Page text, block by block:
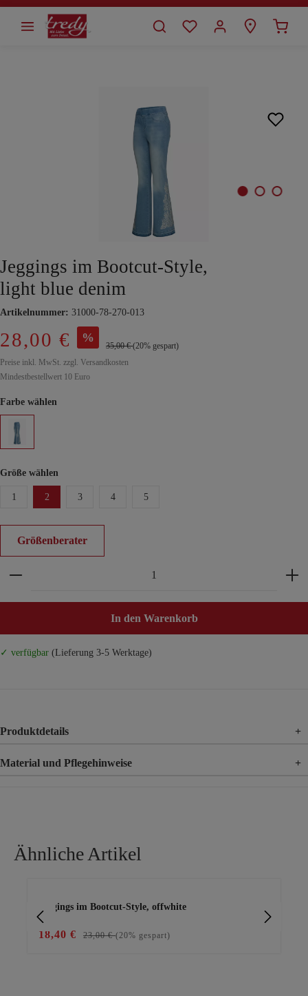
springen
Jeggings im Bootcut-Style,
light blue denim
Artikelnummer: 31000-78-270-013
28,00 € %
35,00 €(20% gespart)
Preise inkl. MwSt. zzgl. Versandkosten
Mindestbestellwert 10 Euro
Farbe wählen
Größe wählen
1 2 3 4 5
Größenberater
Produkt Anzahl: Gib den gewünschten Wert ein
In den Warenkorb
✓ verfügbar (Lieferung 3-5 Werktage)
Produktdetails +
Material und Pflegehinweise +
Ähnliche Artikel
Jeggings im Bootcut-Style, offwhite
18,40 € 23,00 €(20% gespart)